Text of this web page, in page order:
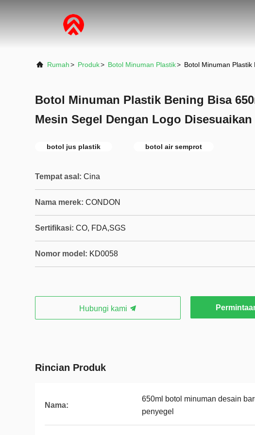
Rumah> Produk> Botol Minuman Plastik> Botol Minuman
Botol Minuman Plastik Bening Bisa
Mesin Segel Dengan Logo Disesuaikan
botol jus plastik botol air semprot
Tempat asal: Cina
Nama merek: CONDON
Sertifikasi: CO, FDA,SGS
Nomor model: KD0058
Hubungi kami
Rincian Produk
Nama:
650ml botol minuman desain
penyegel